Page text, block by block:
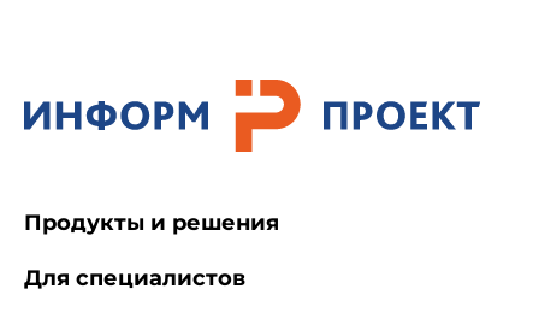
Продукты и решения
Для специалистов